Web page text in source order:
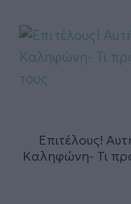
Επιτέλους!
Καληφώνη- Τι